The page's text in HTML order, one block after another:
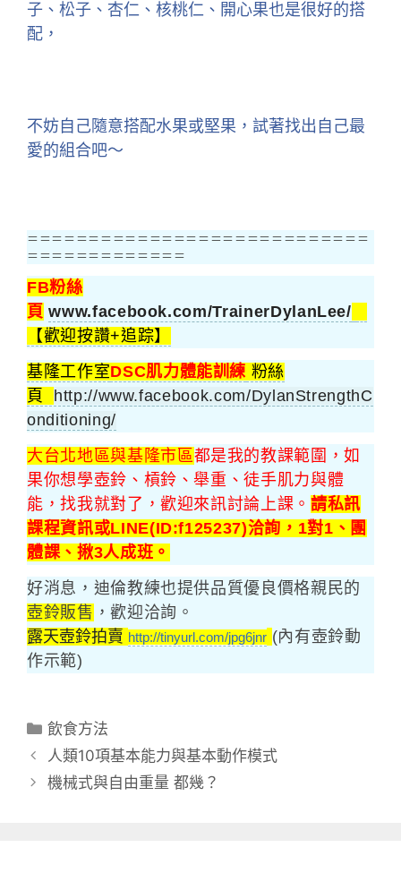
子、松子、杏仁、核桃仁、開心果也是很好的搭
配，
不妨自己隨意搭配水果或堅果，試著找出自己最
愛的組合吧～
＝＝＝＝＝＝＝＝＝＝＝＝＝＝＝＝＝＝＝＝＝＝＝＝＝＝＝＝
＝＝＝＝＝＝＝＝＝＝＝＝＝
FB粉絲
頁 www.facebook.com/TrainerDylanLee/
【歡迎按讚+追踪】
基隆工作室DSC肌力體能訓練 粉絲
頁 http://www.facebook.com/DylanStrengthC
onditioning/
大台北地區與基隆市區都是我的教課範圍，如
果你想學壺鈴、槓鈴、舉重、徒手肌力與體
能，找我就對了，歡迎來訊討論上課。請私訊
課程資訊或LINE(ID:f125237)洽詢，1對1、團
體課、揪3人成班。
好消息，迪倫教練也提供品質優良價格親民的
壺鈴販售 ，歡迎洽詢。
露天壺鈴拍賣 http://tinyurl.com/jpg6jnr (內有壺鈴動
作示範)
分
類
飲食方法
人類10項基本能力與基本動作模式
機械式與自由重量 都幾？